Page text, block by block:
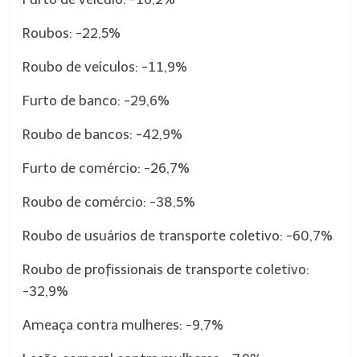
Roubos: -22,5%
Roubo de veículos: -11,9%
Furto de banco: -29,6%
Roubo de bancos: -42,9%
Furto de comércio: -26,7%
Roubo de comércio: -38,5%
Roubo de usuários de transporte coletivo: -60,7%
Roubo de profissionais de transporte coletivo:
-32,9%
Ameaça contra mulheres: -9,7%